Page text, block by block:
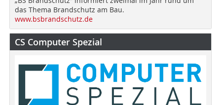
das Thema Brandschutz am Bau.
www.bsbrandschutz.de
CS Computer Spezial